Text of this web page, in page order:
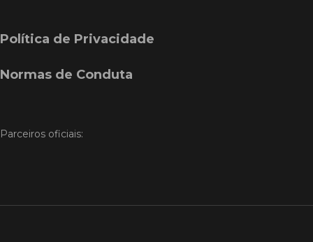
Política de Privacidade
Normas de Conduta
Parceiros oficiais: